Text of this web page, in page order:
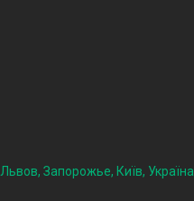
Запорожье, Київ, Україна